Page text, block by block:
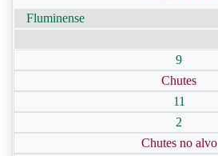
Fluminense
9
Chutes
11
2
Chutes no alvo